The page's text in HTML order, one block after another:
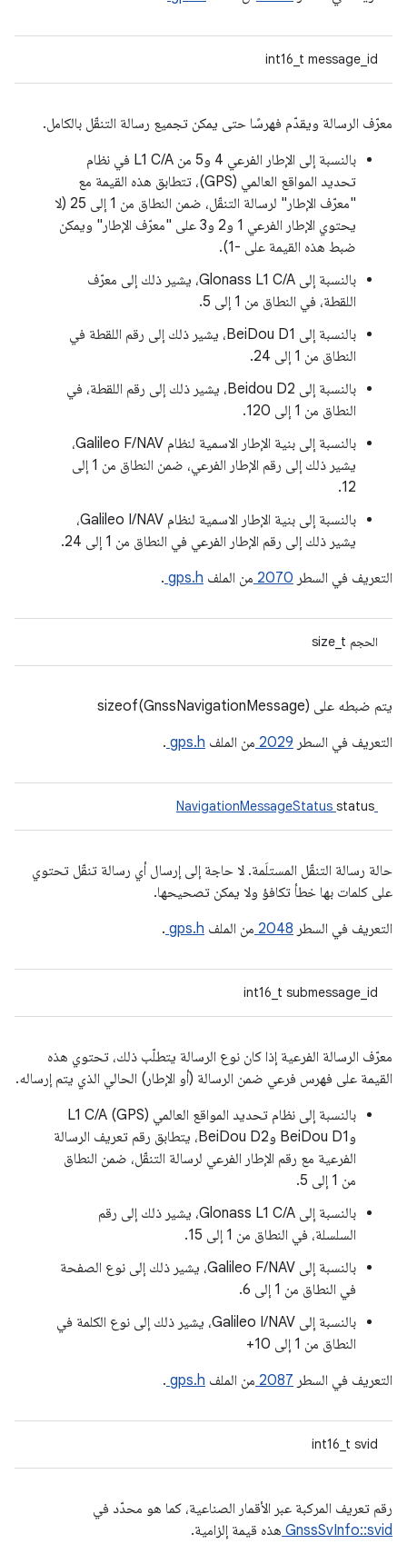
int16_t message_id
معرّف الرسالة ويقدّم فهرسًا حتى يمكن تجميع رسالة التنقّل بالكامل.
بالنسبة إلى الإطار الفرعي 4 و5 من L1 C/A في نظام
تحديد المواقع العالمي (GPS)، تتطابق هذه القيمة مع
"معرّف الإطار" لرسالة التنقّل، ضمن النطاق من 1 إلى 25 (لا
يحتوي الإطار الفرعي 1 و2 و3 على "معرّف الإطار" ويمكن
ضبط هذه القيمة على -1).
بالنسبة إلى Glonass L1 C/A، يشير ذلك إلى معرّف
اللقطة، في النطاق من 1 إلى 5.
بالنسبة إلى BeiDou D1، يشير ذلك إلى رقم اللقطة في
النطاق من 1 إلى 24.
بالنسبة إلى Beidou D2، يشير ذلك إلى رقم اللقطة، في
النطاق من 1 إلى 120.
بالنسبة إلى بنية الإطار الاسمية لنظام Galileo F/NAV،
يشير ذلك إلى رقم الإطار الفرعي، ضمن النطاق من 1 إلى
12.
بالنسبة إلى بنية الإطار الاسمية لنظام Galileo I/NAV،
يشير ذلك إلى رقم الإطار الفرعي في النطاق من 1 إلى 24.
التعريف في السطر 2070 من الملف gps.h
.
الحجم size_t
يتم ضبطه على sizeof(GnssNavigationMessage)
التعريف في السطر 2029 من الملف gps.h
.
status
حالة رسالة التنقّل المستلَمة. لا حاجة إلى إرسال أي رسالة تنقّل تحتوي
على كلمات بها خطأ تكافؤ ولا يمكن تصحيحها.
التعريف في السطر 2048 من الملف gps.h
.
int16_t submessage_id
معرّف الرسالة الفرعية إذا كان نوع الرسالة يتطلّب ذلك، تحتوي هذه
القيمة على فهرس فرعي ضمن الرسالة (أو الإطار) الحالي الذي يتم إرساله.
بالنسبة إلى نظام تحديد المواقع العالمي (GPS) L1 C/A
وBeiDou D1 وBeiDou D2، يتطابق رقم تعريف الرسالة
الفرعية مع رقم الإطار الفرعي لرسالة التنقّل، ضمن النطاق
من 1 إلى 5.
بالنسبة إلى Glonass L1 C/A، يشير ذلك إلى رقم
السلسلة، في النطاق من 1 إلى 15.
بالنسبة إلى Galileo F/NAV، يشير ذلك إلى نوع الصفحة
في النطاق من 1 إلى 6.
بالنسبة إلى Galileo I/NAV، يشير ذلك إلى نوع الكلمة في
النطاق من 1 إلى 10+
التعريف في السطر 2087 من الملف gps.h
.
int16_t svid
رقم تعريف المركبة عبر الأقمار الصناعية، كما هو محدّد في
GnssSvInfo::svid هذه قيمة إلزامية.